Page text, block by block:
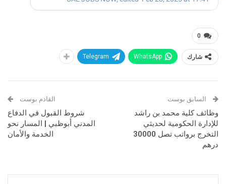
0
شارك WhatsApp
Telegram
السابق بوست
وظائف كلية محمد بن راشد
للإدارة الحكومية لحديثي
التخرج برواتب تصل 30000
درهم
القادم بوست
شروط القبول في الدفاع
المدني أبوظبي | المسار نحو
الخدمة والأمان